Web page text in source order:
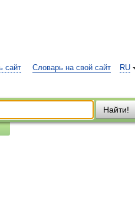
RU
сайт Словарь на свой сайт
Найти!